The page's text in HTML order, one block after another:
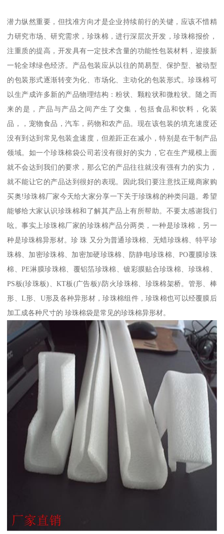
潜力纵然重要，但找准方向才是企业持续前行的关键，应该不惜精
力研究市场、研究需求，珍珠棉，进行深层次开发，珍珠棉报价，
注重质的提高，开发具有一定技术含量的功能性包装材料，迎接新
一轮全球绿色经济。产品包装应从以往的简易型、保护型、被动型
的包装形式逐渐转变为化、市场化、主动化的包装形式。珍珠棉可
以生产成许多新的产品物理结构：粉状、颗粒状和微粒状。随之而
来的是，产品与产品之间产生了交集，包括食品和饮料，化装
品，，宠物食品，汽车，药物和农产品。现在该包装的填充速度还
没有到达到常见包装盒速度，但差距正在减小，特别是在干制产品
领域。如一个珍珠棉袋公司若没有很好的实力，它在生产规模上面
就不会达到我们的要求，那么它的产品往往就没有强有力的实力，
就不能让它的产品达到很好的表现。因此我们要注意找正规商家购
买奥!珍珠棉厂家今天给大家分享一下关于珍珠棉的种类问题。希望
能够给大家认识珍珠棉和了解其产品上有所帮助。不要太感谢我们
吆。事实上珍珠棉厂家的珍珠棉产品分两类，一种是珍珠棉，另一
种是珍珠棉异形材。珍 珠 又分为普通珍珠棉、无蜡珍珠棉、特平珍
珠棉、加密珍珠棉、加密加硬珍珠棉、防静电珍珠棉、PO覆膜珍珠
棉、PE淋膜珍珠棉、覆铝箔珍珠棉、镀彩膜贴合珍珠棉、珍珠棉、
PS板(珍珠板)、KT板(广告板)\防火珍珠棉、珍珠棉架桥。管形、棒
形、L形、U形及各种异形材，珍珠棉组件，珍珠棉也可以经覆膜后
加工成各种尺寸的 珍珠棉袋是常见的珍珠棉异形材。